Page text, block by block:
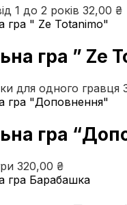
1 до 2 років 32,00 ₴
гра ” Ze
для одного гравця
гра
320,00 ₴